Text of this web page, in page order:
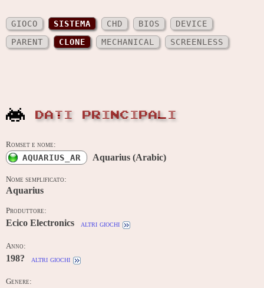
GIOCO SISTEMA CHD BIOS
DEVICE
PARENT
CLONE MECHANICAL SCREENLESS
DATI PRINCIPALI
Romset e nome:
AQUARIUS_AR Aquarius (Arabic)
Nome semplificato:
Aquarius
Produttore:
Ecico Electronics altri giochi
Anno:
198? altri giochi
Genere: